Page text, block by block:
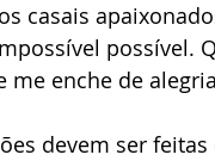
casais
possível.
me enche de
devem ser